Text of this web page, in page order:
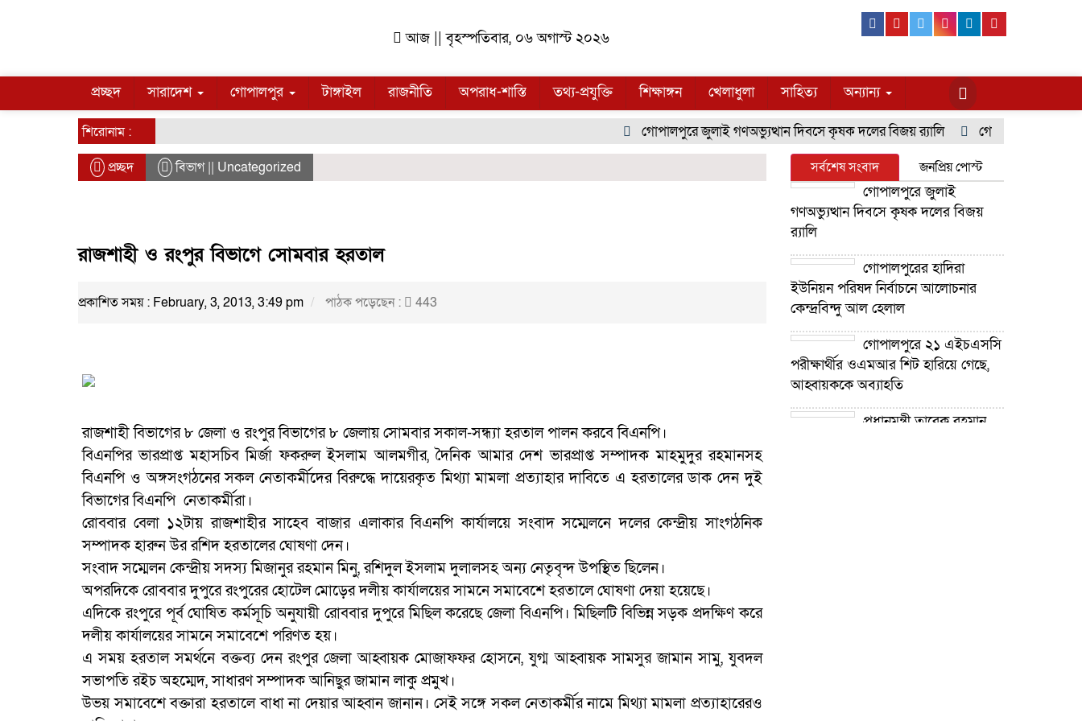
আজ || বৃহস্পতিবার, ০৬ অগাস্ট ২০২৬
Facebook
YoutubeTwitterInstagram
Linkedin
প্রচ্ছদ সারাদেশ গোপালপুর টাঙ্গাইল রাজনীতি অপরাধ-শাস্তি তথ্য-প্রযুক্তি শিক্ষাঙ্গন খেলাধুলা সাহিত্য অন্যান্য
শিরোনাম : গোপালপুরে জুলাই গণঅভ্যুত্থান দিবসে কৃষক দলের বিজয় র‍্যালি গোপালপুরের হাদিরা
প্রচ্ছদ বিভাগ || Uncategorized
রাজশাহী ও রংপুর বিভাগে সোমবার হরতাল
প্রকাশিত সময় : February, 3, 2013, 3:49 pm পাঠক পড়েছেন : 443
রাজশাহী বিভাগের ৮ জেলা ও রংপুর বিভাগের ৮ জেলায় সোমবার সকাল-সন্ধ্যা হরতাল পালন করবে বিএনপি।
বিএনপির ভারপ্রাপ্ত মহাসচিব মির্জা ফকরুল ইসলাম আলমগীর, দৈনিক আমার দেশ ভারপ্রাপ্ত সম্পাদক মাহমুদুর রহমানসহ
বিএনপি ও অঙ্গসংগঠনের সকল নেতাকর্মীদের বিরুদ্ধে দায়েরকৃত মিথ্যা মামলা প্রত্যাহার দাবিতে এ হরতালের ডাক দেন দুই
বিভাগের বিএনপি নেতাকর্মীরা।
রোববার বেলা ১২টায় রাজশাহীর সাহেব বাজার এলাকার বিএনপি কার্যালয়ে সংবাদ সম্মেলনে দলের কেন্দ্রীয় সাংগঠনিক
সম্পাদক হারুন উর রশিদ হরতালের ঘোষণা দেন।
সংবাদ সম্মেলন কেন্দ্রীয় সদস্য মিজানুর রহমান মিনু, রশিদুল ইসলাম দুলালসহ অন্য নেতৃবৃন্দ উপস্থিত ছিলেন।
অপরদিকে রোববার দুপুরে রংপুরের হোটেল মোড়ের দলীয় কার্যালয়ের সামনে সমাবেশে হরতালে ঘোষণা দেয়া হয়েছে।
এদিকে রংপুরে পূর্ব ঘোষিত কর্মসূচি অনুযায়ী রোববার দুপুরে মিছিল করেছে জেলা বিএনপি। মিছিলটি বিভিন্ন সড়ক প্রদক্ষিণ করে
দলীয় কার্যালয়ের সামনে সমাবেশে পরিণত হয়।
এ সময় হরতাল সমর্থনে বক্তব্য দেন রংপুর জেলা আহ্বায়ক মোজাফফর হোসনে, যুগ্ম আহ্বায়ক সামসুর জামান সামু, যুবদল
সভাপতি রইচ অহম্মেদ, সাধারণ সম্পাদক আনিছুর জামান লাকু প্রমুখ।
উভয় সমাবেশে বক্তারা হরতালে বাধা না দেয়ার আহ্বান জানান। সেই সঙ্গে সকল নেতাকর্মীর নামে মিথ্যা মামলা প্রত্যাহারেরও
সর্বশেষ সংবাদ জনপ্রিয় পোস্ট
গোপালপুরে জুলাই
গণঅভ্যুত্থান দিবসে কৃষক দলের বিজয়
র‍্যালি
গোপালপুরের হাদিরা
ইউনিয়ন পরিষদ নির্বাচনে আলোচনার
কেন্দ্রবিন্দু আল হেলাল
গোপালপুরে ২১ এইচএসসি
পরীক্ষার্থীর ওএমআর শিট হারিয়ে গেছে,
আহ্বায়ককে অব্যাহতি
প্রধানমন্ত্রী তারেক রহমান